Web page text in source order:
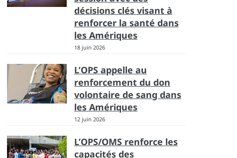
décisions clés visant à
renforcer la santé dans
les Amériques
18 juin 2026
L’OPS appelle au
renforcement du don
volontaire de sang dans
les Amériques
12 juin 2026
L’OPS/OMS renforce les
capacités des